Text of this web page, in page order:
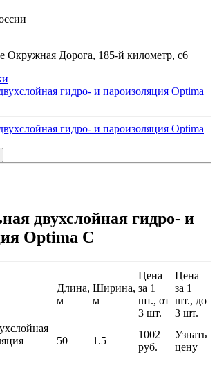
Окружная Дорога, 185-й километр, с6
двухслойная гидро- и
Optima C
Длина,
м
Ширина,
м
Цена
за 1
шт., от
3 шт.
Цена
за 1
шт., до
3 шт.
50 1.5
1002
руб.
Узнать
цену